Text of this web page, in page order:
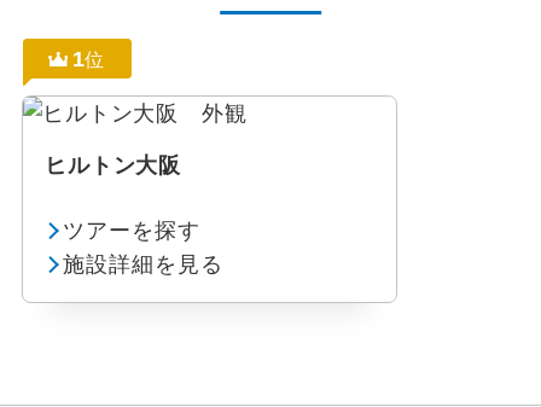
1位
ヒルトン大阪
ツアーを探す
施設詳細を見る